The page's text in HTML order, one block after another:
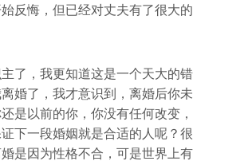
反悔，但已经对丈夫有了很大的
了，我更知道这是一个天大的错
婚了，我才意识到，离婚后你未
是以前的你，你没有任何改变，
下一段婚姻就是合适的人呢？很
是因为性格不合，可是世界上有